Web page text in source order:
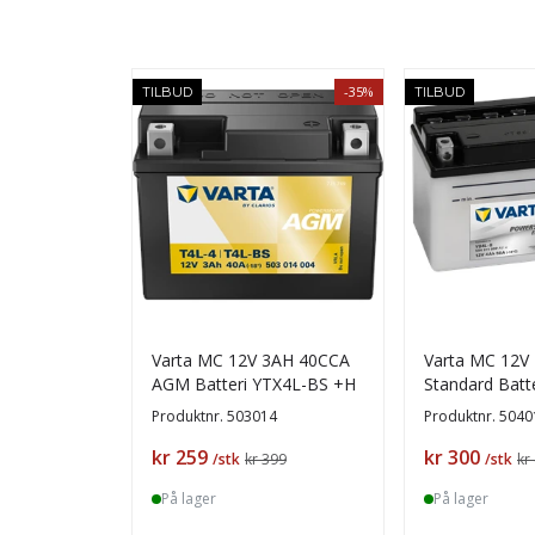
TILBUD -35%
Varta MC 12V 3AH 40CCA
AGM Batteri YTX4L-BS +H
Produktnr. 503014
Pris
kr 259 /stk kr 399
På lager
TILBUD
Varta MC 12V
Standard
+V
Produktnr.
Pris
kr 300 /stk kr
På lager